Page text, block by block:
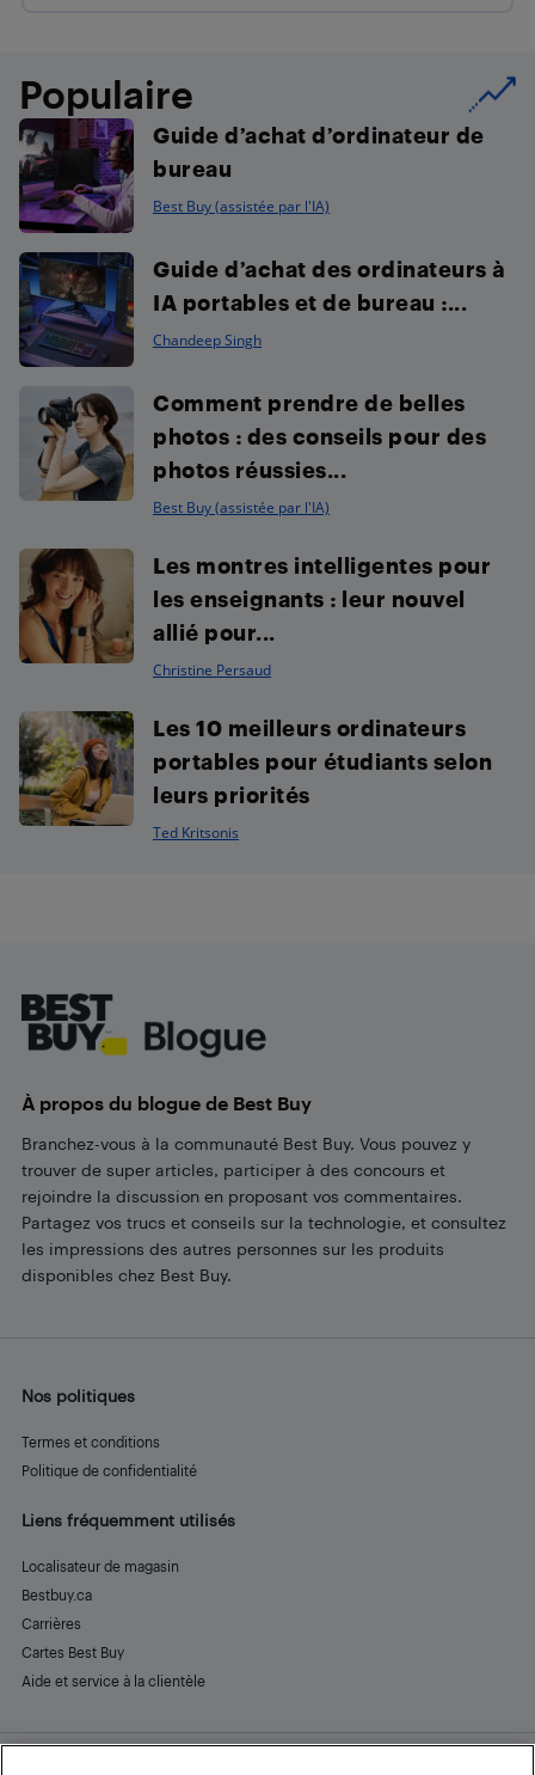
Populaire
Guide d’achat d’ordinateur de
bureau
Best Buy (assistée par l'IA)
Guide d’achat des ordinateurs à
IA portables et de bureau :...
Chandeep Singh
Comment prendre de belles
photos : des conseils pour des
photos réussies...
Best Buy (assistée par l'IA)
Les montres intelligentes pour
les enseignants : leur nouvel
allié pour...
Christine Persaud
Les 10 meilleurs ordinateurs
portables pour étudiants selon
leurs priorités
Ted Kritsonis
À propos du blogue de Best Buy
Branchez-vous à la communauté Best Buy. Vous pouvez y
trouver de super articles, participer à des concours et
rejoindre la discussion en proposant vos commentaires.
Partagez vos trucs et conseils sur la technologie, et consultez
les impressions des autres personnes sur les produits
disponibles chez Best Buy.
Nos politiques
Termes et conditions
Politique de confidentialité
Liens fréquemment utilisés
Localisateur de magasin
Bestbuy.ca
Carrières
Cartes Best Buy
Aide et service à la clientèle